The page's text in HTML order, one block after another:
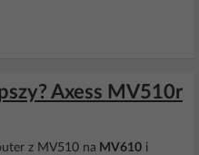
Axess MV510r
z MV510 na MV610 i